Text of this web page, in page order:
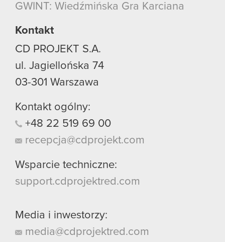
GWINT: Wiedźmińska Gra Karciana
Kontakt
CD PROJEKT S.A.
ul. Jagiellońska 74
03-301 Warszawa
Kontakt ogólny:
+48 22 519 69 00
recepcja@cdprojekt.com
Wsparcie techniczne:
support.cdprojektred.com
Media i inwestorzy:
media@cdprojektred.com